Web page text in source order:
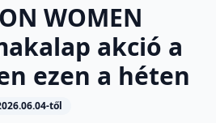
WOMEN
akció a
ezen a héten
től